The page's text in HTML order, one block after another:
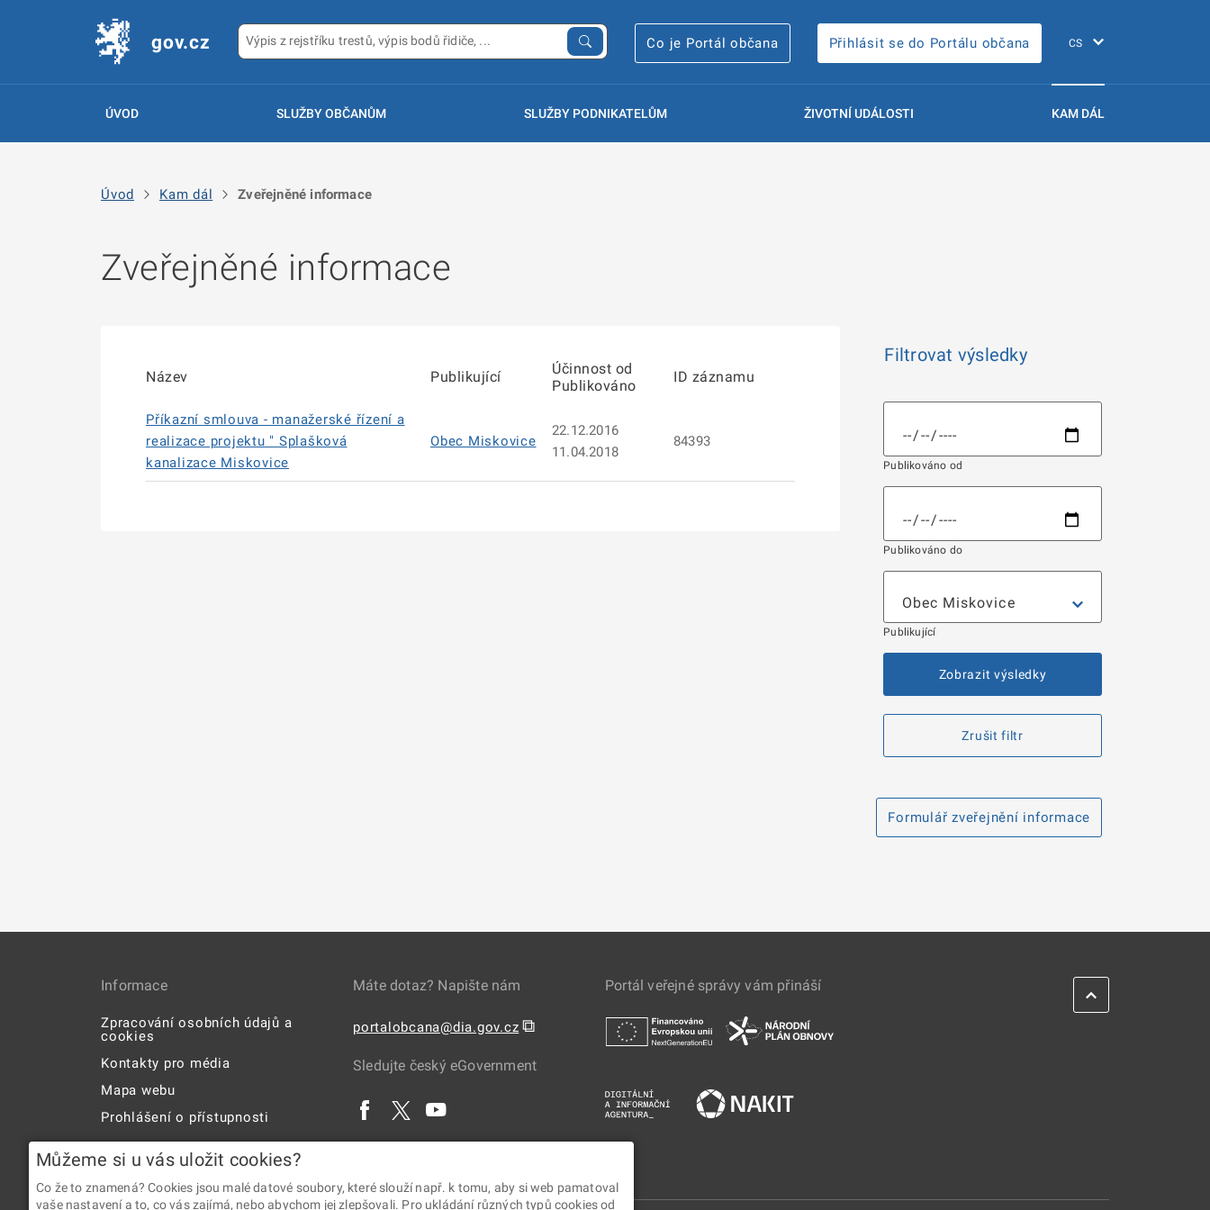
gov.cz Co je Portál občana Přihlásit se do Portálu občana
ÚVOD SLUŽBY OBČANŮM SLUŽBY PODNIKATELŮM ŽIVOTNÍ UDÁLOSTI KAM DÁL
Úvod Kam dál Zveřejněné informace
Zveřejněné informace
Filtrovat výsledky
Publikováno od
Publikováno do
Publikující
Zobrazit výsledky
Zrušit filtr
Formulář zveřejnění informace
Název Publikující
Účinnost od
Publikováno
ID záznamu
Příkazní smlouva - manažerské řízení a
realizace projektu " Splašková
kanalizace Miskovice
Obec Miskovice
22.12.2016
11.04.2018
84393
Informace
Zpracování osobních údajů a
cookies
Kontakty pro média
Mapa webu
Prohlášení o přístupnosti
Máte dotaz? Napište nám
portalobcana@dia.gov.cz ⧉
Sledujte český eGovernment
Portál veřejné správy vám přináší
Můžeme si u vás uložit cookies?
Co že to znamená? Cookies jsou malé datové soubory, které slouží např. k tomu, aby si web pamatoval
vaše nastavení a to, co vás zajímá, nebo abychom jej zlepšovali. Pro ukládání různých typů cookies od